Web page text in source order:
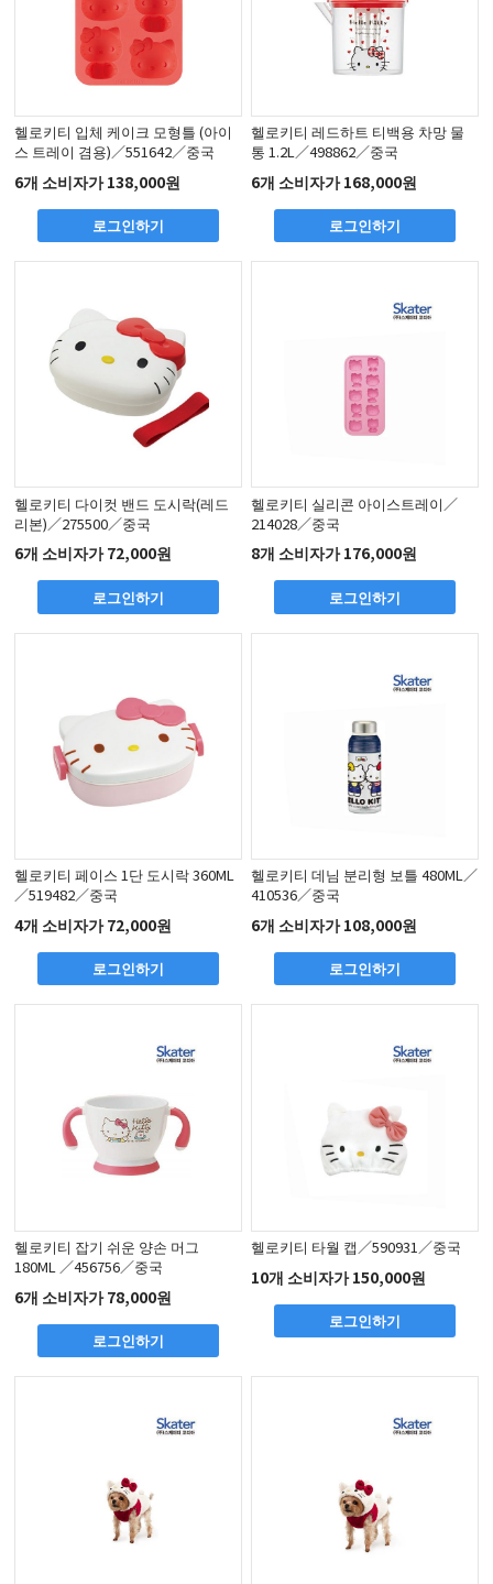
헬로키티 입체 케이크 모형틀 (아이
스 트레이 겸용)／551642／중국
6개 소비자가 138,000원
로그인하기
헬로키티 레드하트 티백용 차망 물
통 1.2L／498862／중국
6개 소비자가 168,000원
로그인하기
헬로키티 다이컷 밴드 도시락(레드
리본)／275500／중국
6개 소비자가 72,000원
로그인하기
헬로키티 실리콘 아이스트레이／
214028／중국
8개 소비자가 176,000원
로그인하기
헬로키티 페이스 1단 도시락 360ML
／519482／중국
4개 소비자가 72,000원
로그인하기
헬로키티 데님 분리형 보틀 480ML／
410536／중국
6개 소비자가 108,000원
로그인하기
헬로키티 잡기 쉬운 양손 머그
180ML ／456756／중국
6개 소비자가 78,000원
로그인하기
헬로키티 타월 캡／590931／중국
10개 소비자가 150,000원
로그인하기